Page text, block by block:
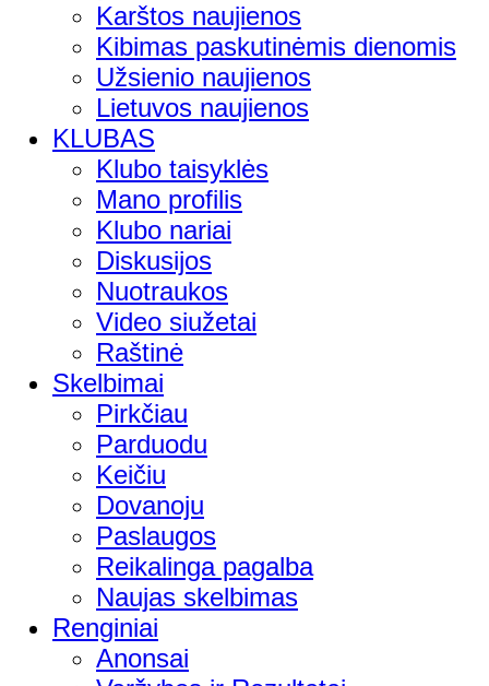
Karštos naujienos
Kibimas paskutinėmis dienomis
Užsienio naujienos
Lietuvos naujienos
KLUBAS
Klubo taisyklės
Mano profilis
Klubo nariai
Diskusijos
Nuotraukos
Video siužetai
Raštinė
Skelbimai
Pirkčiau
Parduodu
Keičiu
Dovanoju
Paslaugos
Reikalinga pagalba
Naujas skelbimas
Renginiai
Anonsai